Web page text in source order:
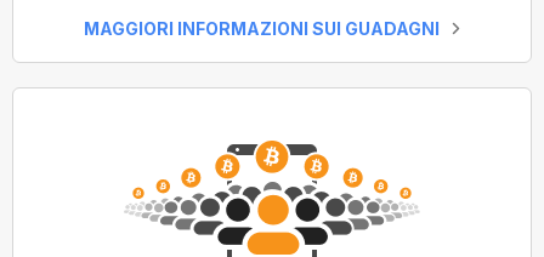
MAGGIORI INFORMAZIONI SUI GUADAGNI